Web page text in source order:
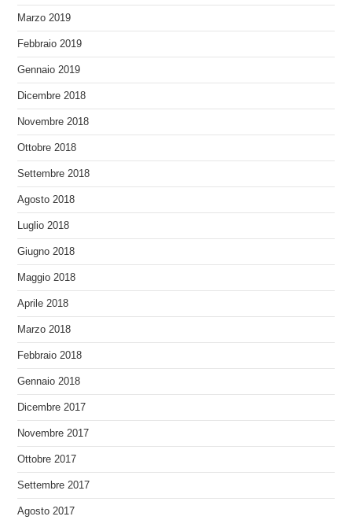
Marzo 2019
Febbraio 2019
Gennaio 2019
Dicembre 2018
Novembre 2018
Ottobre 2018
Settembre 2018
Agosto 2018
Luglio 2018
Giugno 2018
Maggio 2018
Aprile 2018
Marzo 2018
Febbraio 2018
Gennaio 2018
Dicembre 2017
Novembre 2017
Ottobre 2017
Settembre 2017
Agosto 2017